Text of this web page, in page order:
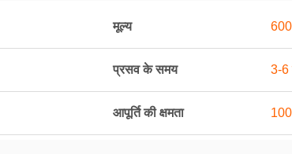
मूल्य
प्रसव के समय 3-6
आपूर्ति की क्षमता